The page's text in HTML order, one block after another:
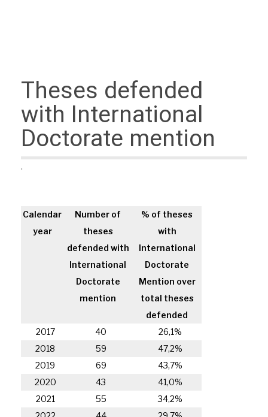
Theses defended
with International
Doctorate mention
.
Calendar
year
Number of
theses
defended with
International
Doctorate
mention
% of theses
with
International
Doctorate
Mention over
total theses
defended
2017
40
26,1%
2018
59
47,2%
2019
69
43,7%
2020
43
41,0%
2021
55
34,2%